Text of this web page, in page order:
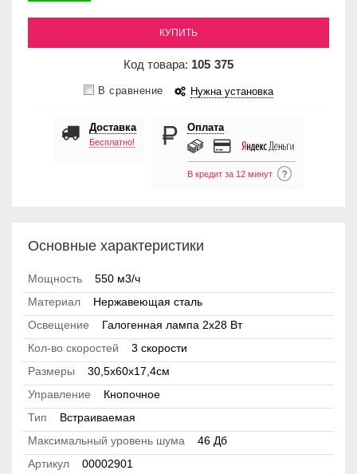
КУПИТЬ
Код товара: 105 375
В сравнение Нужна установка
Доставка
Бесплатно!
Оплата
В кредит за 12 минут ?
Основные характеристики
Мощность
550 м3/ч
Материал
Нержавеющая сталь
Освещение
Галогенная лампа 2x28 Вт
Кол-во скоростей
3 скорости
Размеры
30,5х60х17,4см
Управление
Кнопочное
Тип
Встраиваемая
Максимальный уровень шума
46 Дб
Артикул
00002901